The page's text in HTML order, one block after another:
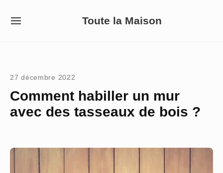
Toute la Maison
SITE
27 décembre 2022
Comment habiller un mur
avec des tasseaux de bois ?